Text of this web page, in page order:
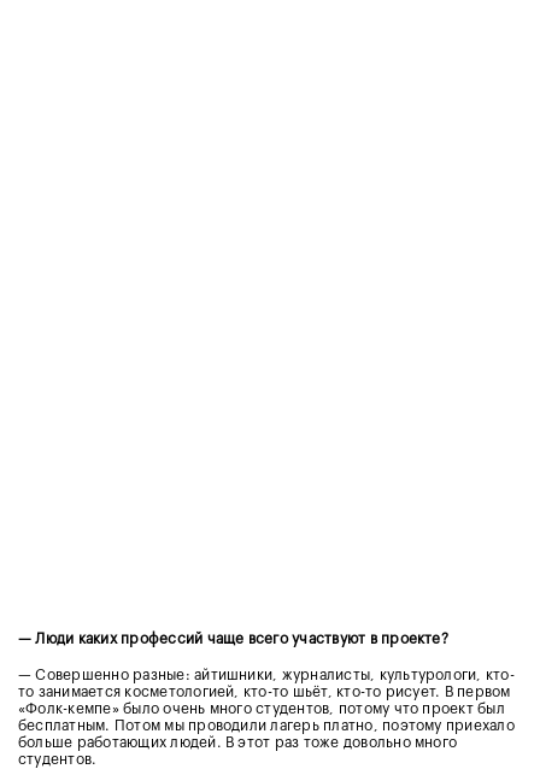
— Люди каких профессий чаще всего участвуют в проекте?
— Совершенно разные: айтишники, журналисты, культурологи, кто-
то занимается косметологией, кто-то шьёт, кто-то рисует. В первом
«Фолк-кемпе» было очень много студентов, потому что проект был
бесплатным. Потом мы проводили лагерь платно, поэтому приехало
больше работающих людей. В этот раз тоже довольно много
студентов.